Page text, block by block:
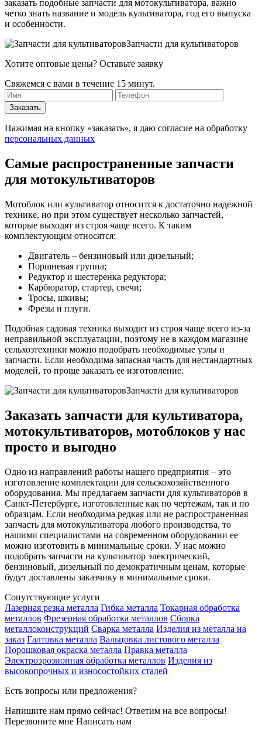
заказать подобные запчасти для мотокультиватора, важно
четко знать название и модель культиватора, год его выпуска
и особенности.
Запчасти для культиваторов
Хотите оптовые цены? Оставьте заявку
Свяжемся с вами в течение 15 минут.
Нажимая на кнопку «заказать», я даю согласие на обработку
персональных данных
Самые распространенные запчасти
для мотокультиваторов
Мотоблок или культиватор относится к достаточно надежной
технике, но при этом существует несколько запчастей,
которые выходят из строя чаще всего. К таким
комплектующим относятся:
Двигатель – бензиновый или дизельный;
Поршневая группа;
Редуктор и шестеренка редуктора;
Карбюратор, стартер, свечи;
Тросы, шкивы;
Фрезы и плуги.
Подобная садовая техника выходит из строя чаще всего из-за
неправильной эксплуатации, поэтому не в каждом магазине
сельхозтехники можно подобрать необходимые узлы и
запчасти. Если необходима запасная часть для нестандартных
моделей, то проще заказать ее изготовление.
Запчасти для культиваторов
Заказать запчасти для культиватора,
мотокультиваторов, мотоблоков у нас
просто и выгодно
Одно из направлений работы нашего предприятия – это
изготовление комплектации для сельскохозяйственного
оборудования. Мы предлагаем запчасти для культиваторов в
Санкт-Петербурге, изготовленные как по чертежам, так и по
образцам. Если необходима редкая или не распространенная
запчасть для мотокультиватора любого производства, то
нашими специалистами на современном оборудовании ее
можно изготовить в минимальные сроки. У нас можно
подобрать запчасти на культиватор электрический,
бензиновый, дизельный по демократичным ценам, которые
будут доставлены заказчику в минимальные сроки.
Сопутствующие услуги
Лазерная резка металла Гибка металла Токарная обработка
металлов Фрезерная обработка металлов Сборка
металлоконструкций Сварка металла Изделия из металла на
заказ Галтовка металла Вальцовка листового металла
Порошковая окраска металла Правка металла
Электроэрозионная обработка металлов Изделия из
высокопрочных и износостойких сталей
Есть вопросы или предложения?
Напишите нам прямо сейчас! Ответим на все вопросы!
Перезвоните мне Написать нам